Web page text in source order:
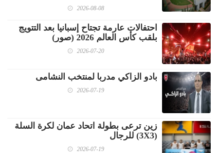
2026-08-08
احتفالات عارمة تجتاح إسبانيا بعد التتويج
بلقب كأس العالم 2026 (صور)
2026-07-20
بادو الزاكي مدربا لمنتخب النشامى
2026-07-19
زين ترعى بطولة اتحاد عمان لكرة السلة
(3X3) للرجال
2026-07-19